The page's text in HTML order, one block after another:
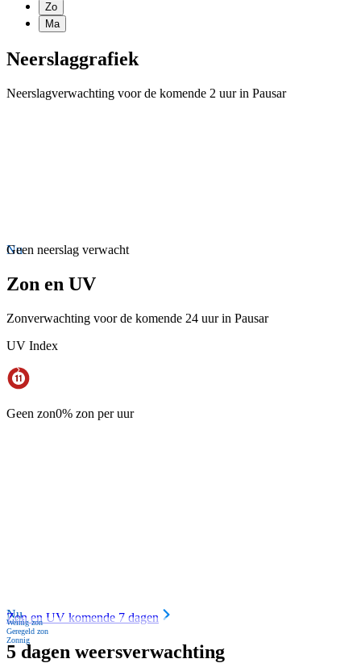
Zo
Ma
Neerslaggrafiek
Neerslagverwachting voor de komende 2 uur in Pausar
Nu
Geen neerslag verwacht
Zon en UV
Zonverwachting voor de komende 24 uur in Pausar
UV Index
Geen zon0% zon per uur
Nu
Weinig zon
Geregeld zon
Zonnig
Zon en UV komende 7 dagen
5 dagen weersverwachting